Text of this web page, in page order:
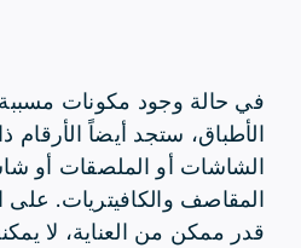
في حالة وجود مكونات
الأطباق، ستجد أيضاً
الشاشات أو الملصقات أو
المقاصف والكافيتريات.
قدر ممكن من العناية، لا